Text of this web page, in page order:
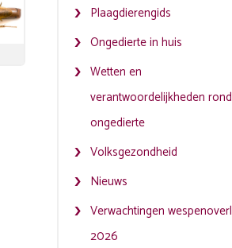
Plaagdierengids
Ongedierte in huis
Wetten en
verantwoordelijkheden
ongedierte
Volksgezondheid
Nieuws
Verwachtingen
2026